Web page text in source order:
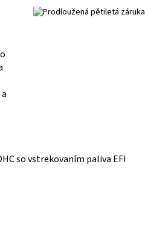
so vstrekovaním paliva EFI